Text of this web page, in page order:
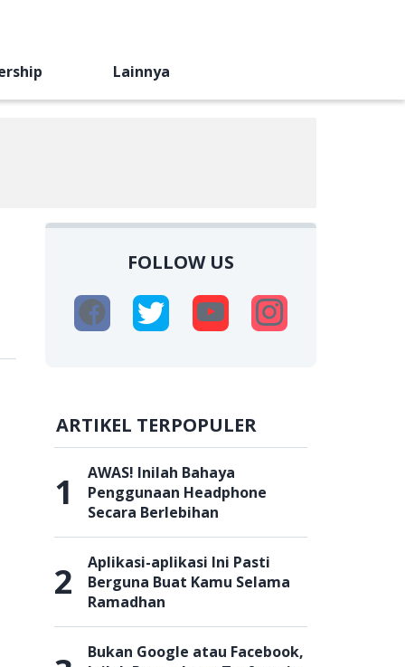
Lainnya
FOLLOW US
ARTIKEL TERPOPULER
1
AWAS! Inilah Bahaya
Penggunaan Headphone
Secara Berlebihan
2
Aplikasi-aplikasi Ini Pasti
Berguna Buat Kamu Selama
Ramadhan
Bukan Google atau Facebook,